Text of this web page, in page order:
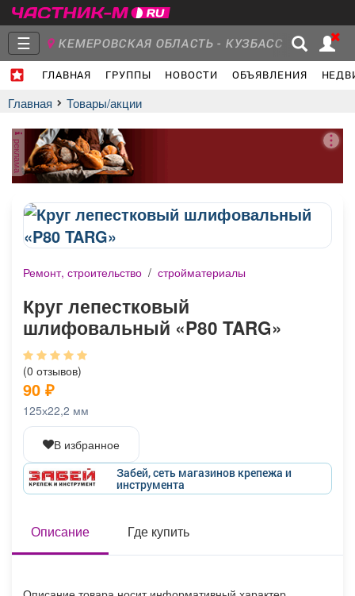
☰ КЕМЕРОВСКАЯ ОБЛАСТЬ - КУЗБАСС
ГЛАВНАЯ ГРУППЫ НОВОСТИ ОБЪЯВЛЕНИЯ
Главная
Объявления Недвижимость Услуги
Работа Транспорт
Афиша
Главная Товары/акции
реклама
Ремонт, строительство / стройматериалы
Круг лепестковый
шлифовальный «P80 TARG»
(0 отзывов)
90 ₽
125х22,2 мм
В избранное
Забей, сеть магазинов крепежа и
инструмента
Описание Где купить